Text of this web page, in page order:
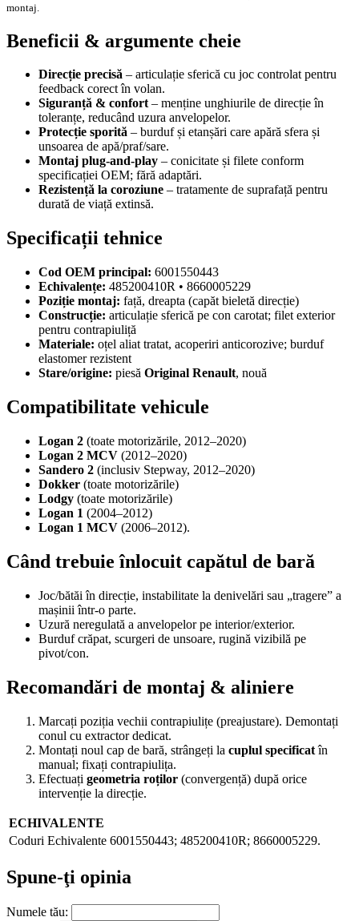
montaj.
Beneficii & argumente cheie
Direcție precisă – articulație sferică cu joc controlat pentru
feedback corect în volan.
Siguranță & confort– menține unghiurile de direcție în
toleranțe, reducând uzura anvelopelor.
Protecție sporită – burduf și etanșări care apără sfera și
unsoarea de apă/praf/sare.
Montaj plug-and-play – conicitate și filete conform
specificației OEM; fără adaptări.
Rezistență la coroziune – tratamente de suprafață pentru
durată de viață extinsă.
Specificații tehnice
Cod OEM principal: 6001550443
Echivalențe: 485200410R • 8660005229
Poziție montaj: față, dreapta (capăt bieletă direcție)
Construcție: articulație sferică pe con carotat; filet exterior
pentru contrapiuliță
Materiale: oțel aliat tratat, acoperiri anticorozive; burduf
elastomer rezistent
Stare/origine: piesă Original Renault, nouă
Compatibilitate vehicule
Logan 2 (toate motorizările, 2012–2020)
Logan 2 MCV (2012–2020)
Sandero 2 (inclusiv Stepway, 2012–2020)
Dokker (toate motorizările)
Lodgy (toate motorizările)
Logan 1 (2004–2012)
Logan 1 MCV (2006–2012).
Când trebuie înlocuit capătul de bară
Joc/bătăi în direcție, instabilitate la denivelări sau „tragere” a
mașinii într-o parte.
Uzură neregulată a anvelopelor pe interior/exterior.
Burduf crăpat, scurgeri de unsoare, rugină vizibilă pe
pivot/con.
Recomandări de montaj & aliniere
Marcați poziția vechii contrapiulițe (preajustare). Demontați
conul cu extractor dedicat.
Montați noul cap de bară, strângeți la cuplul specificatîn
manual; fixați contrapiulița.
Efectuați geometria roților (convergență) după orice
intervenție la direcție.
ECHIVALENTE
Coduri Echivalente 6001550443; 485200410R; 8660005229.
Spune-ţi opinia
Numele tău: